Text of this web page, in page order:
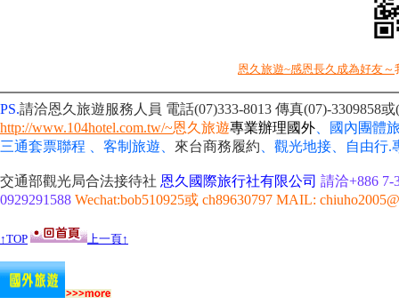
恩久旅遊~感恩長久成為好友～
PS.請洽恩久旅遊服務人員 電話(07)333-8013 傳真(07)-3309858
http://www.104hotel.com.tw/~恩久旅遊專業辦理國外 、國內團體
三通套票聯程 、客制旅遊、 來台商務履約 觀光地接、自由行.
交通部觀光局合法接待社 恩久國際旅行社有限公司 請洽+886 7-
0929291588 Wechat:bob510925或 ch89630797 MAIL:
↑TOP 上一頁↑